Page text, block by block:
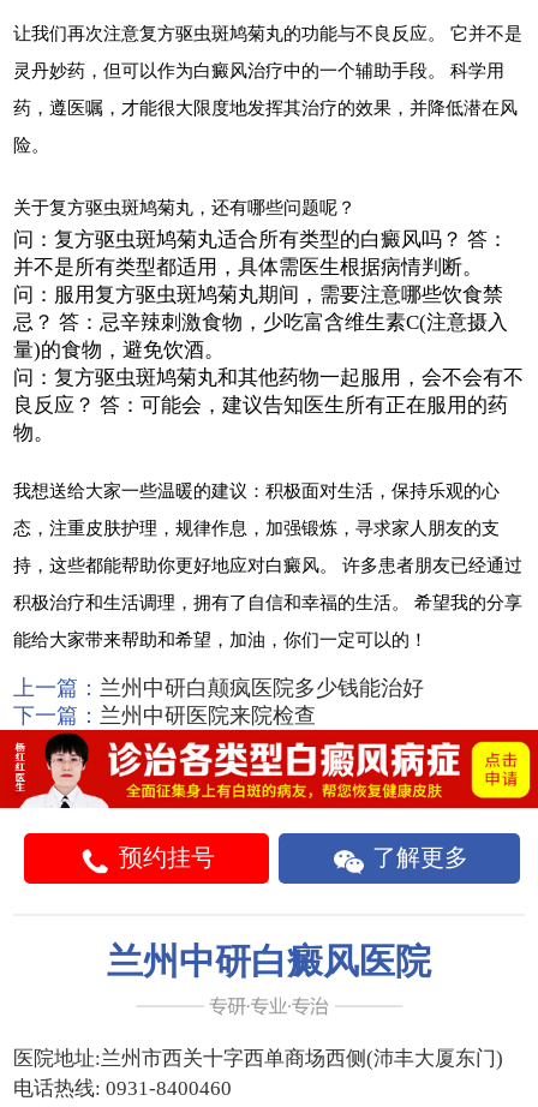
让我们再次注意复方驱虫斑鸠菊丸的功能与不良反应。 它并不是
灵丹妙药，但可以作为白癜风治疗中的一个辅助手段。 科学用
药，遵医嘱，才能很大限度地发挥其治疗的效果，并降低潜在风
险。
关于复方驱虫斑鸠菊丸，还有哪些问题呢？
问：复方驱虫斑鸠菊丸适合所有类型的白癜风吗？ 答：
并不是所有类型都适用，具体需医生根据病情判断。
问：服用复方驱虫斑鸠菊丸期间，需要注意哪些饮食禁
忌？ 答：忌辛辣刺激食物，少吃富含维生素C(注意摄入
量)的食物，避免饮酒。
问：复方驱虫斑鸠菊丸和其他药物一起服用，会不会有不
良反应？ 答：可能会，建议告知医生所有正在服用的药
物。
我想送给大家一些温暖的建议：积极面对生活，保持乐观的心
态，注重皮肤护理，规律作息，加强锻炼，寻求家人朋友的支
持，这些都能帮助你更好地应对白癜风。 许多患者朋友已经通过
积极治疗和生活调理，拥有了自信和幸福的生活。 希望我的分享
能给大家带来帮助和希望，加油，你们一定可以的！
上一篇： 兰州中研白颠疯医院多少钱能治好
下一篇： 兰州中研医院来院检查
预约挂号 了解更多
兰州中研白癜风医院
医院地址:兰州市西关十字西单商场西侧(沛丰大厦东门)
电话热线: 0931-8400460